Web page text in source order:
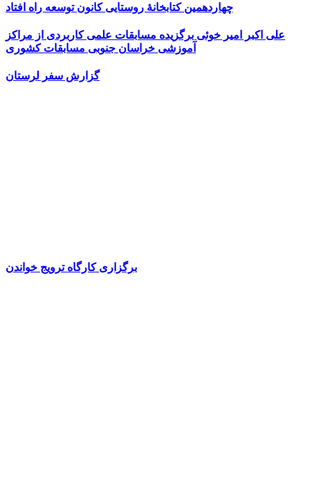
چهاردهمین کتابخانۀ روستایی کانون توسعه راه افتاد
علی اکبر امیر خوئی برگزیده مسابقات علمی کاربردی از مراکز
آموزشی خراسان جنوبی مسابقات کشوری
گزارش سفر لرستان
برگزاری کارگاه ترویج خواندن